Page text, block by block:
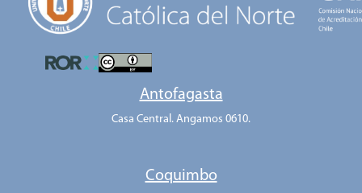
Antofagasta
Casa Central. Angamos 0610.
Coquimbo